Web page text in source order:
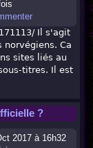
Il s'agit
norvégiens. Ca
sites liés au
titres. Il est
?
2017 à 16h32